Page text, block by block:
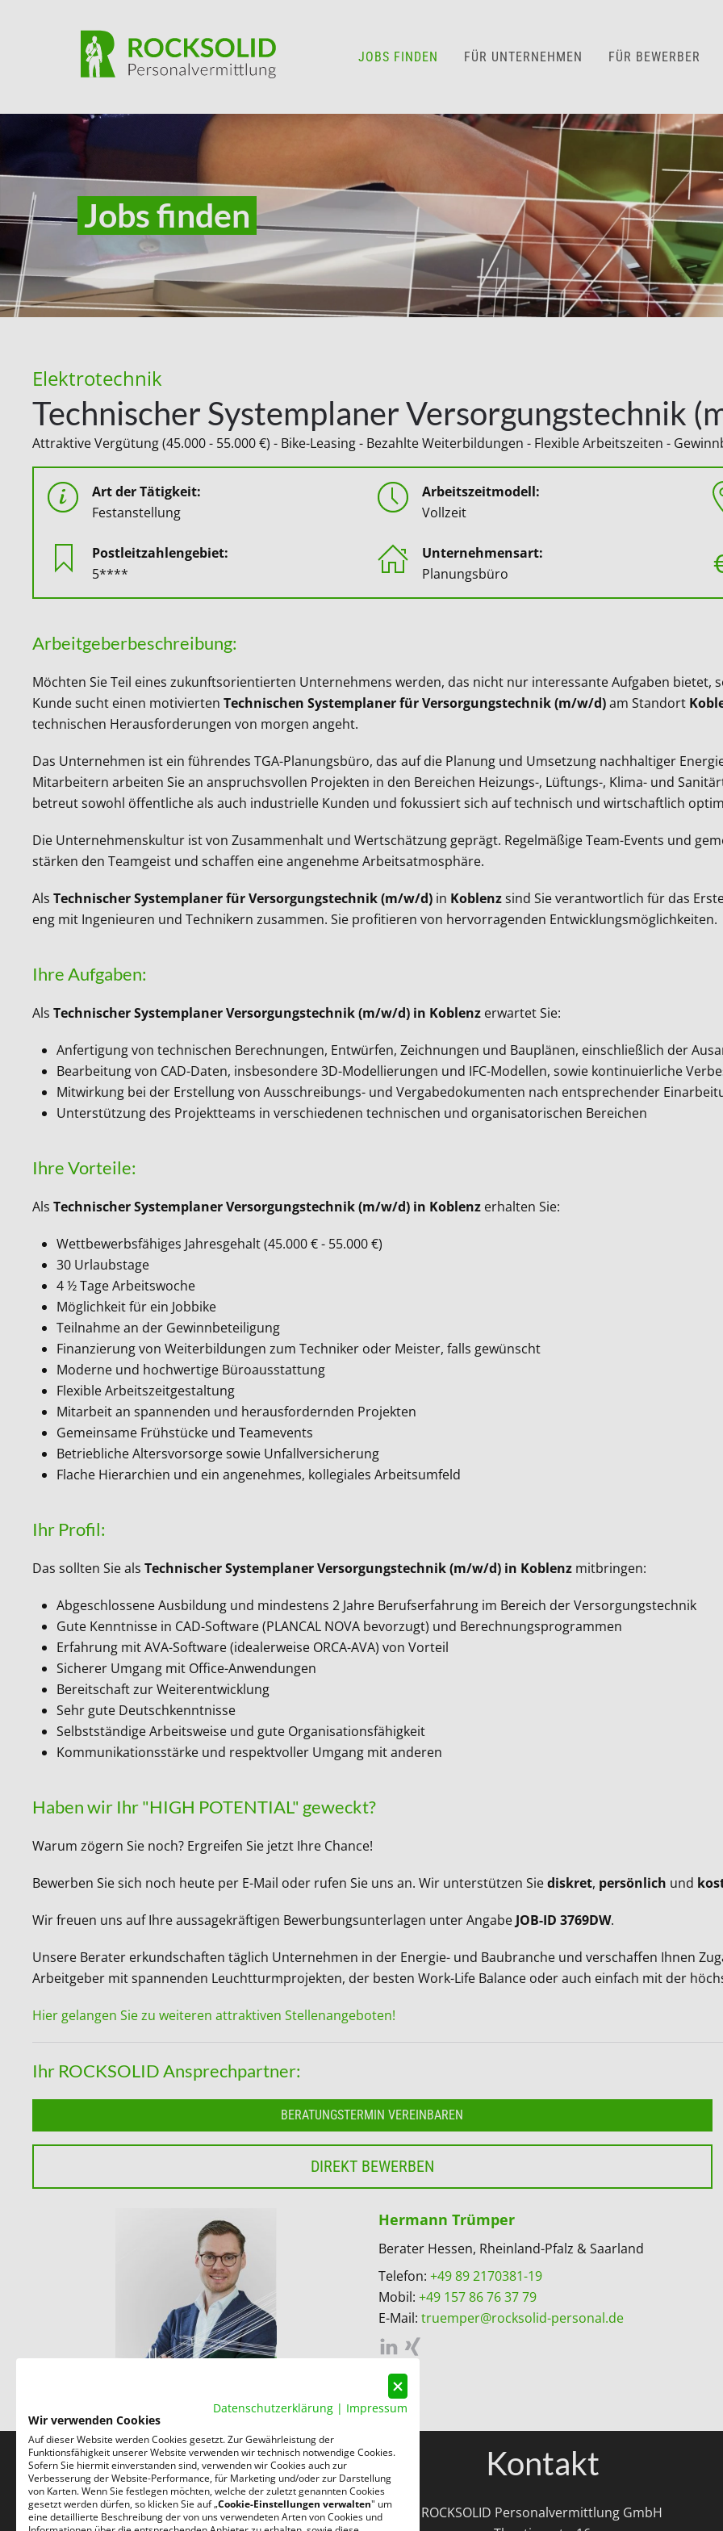
Skip to main content
JOBS FINDEN FÜR UNTERNEHMEN FÜR BEWERBER
Jobs finden
Elektrotechnik
Technischer Systemplaner Versorgungstechnik
Attraktive Vergütung (45.000 - 55.000 €) - Bike-Leasing - Bezahlte Weiterbildungen - Flexible Arbeitszeiten -
Art der Tätigkeit:
Festanstellung
Arbeitszeitmodell:
Vollzeit
Postleitzahlengebiet:
5****
Unternehmensart:
Planungsbüro
Arbeitgeberbeschreibung:
Möchten Sie Teil eines zukunftsorientierten Unternehmens werden, das nicht nur interessante Aufgaben bietet,
Kunde sucht einen motivierten Technischen Systemplaner für Versorgungstechnik (m/w/d)am Standort
technischen Herausforderungen von morgen angeht.
Das Unternehmen ist ein führendes TGA-Planungsbüro, das auf die Planung und Umsetzung nachhaltiger
Mitarbeitern arbeiten Sie an anspruchsvollen Projekten in den Bereichen Heizungs-, Lüftungs-, Klima- und
betreut sowohl öffentliche als auch industrielle Kunden und fokussiert sich auf technisch und wirtschaftlich
Die Unternehmenskultur ist von Zusammenhalt und Wertschätzung geprägt. Regelmäßige Team-Events und
stärken den Teamgeist und schaffen eine angenehme Arbeitsatmosphäre.
Als Technischer Systemplaner für Versorgungstechnik (m/w/d) in Koblenzsind Sie verantwortlich für das
eng mit Ingenieuren und Technikern zusammen. Sie profitieren von hervorragenden Entwicklungsmöglichkeiten.
Ihre Aufgaben:
Als Technischer Systemplaner Versorgungstechnik (m/w/d) in Koblenz erwartet Sie:
Anfertigung von technischen Berechnungen, Entwürfen, Zeichnungen und Bauplänen, einschließlich der
Bearbeitung von CAD-Daten, insbesondere 3D-Modellierungen und IFC-Modellen, sowie kontinuierliche
Mitwirkung bei der Erstellung von Ausschreibungs- und Vergabedokumenten nach entsprechender
Unterstützung des Projektteams in verschiedenen technischen und organisatorischen Bereichen
Ihre Vorteile:
Als Technischer Systemplaner Versorgungstechnik (m/w/d) in Koblenz erhalten Sie:
Wettbewerbsfähiges Jahresgehalt (45.000 € - 55.000 €)
30 Urlaubstage
4 ½ Tage Arbeitswoche
Möglichkeit für ein Jobbike
Teilnahme an der Gewinnbeteiligung
Finanzierung von Weiterbildungen zum Techniker oder Meister, falls gewünscht
Moderne und hochwertige Büroausstattung
Flexible Arbeitszeitgestaltung
Mitarbeit an spannenden und herausfordernden Projekten
Gemeinsame Frühstücke und Teamevents
Betriebliche Altersvorsorge sowie Unfallversicherung
Flache Hierarchien und ein angenehmes, kollegiales Arbeitsumfeld
Ihr Profil:
Das sollten Sie als Technischer Systemplaner Versorgungstechnik (m/w/d) in Koblenz mitbringen:
Abgeschlossene Ausbildung und mindestens 2 Jahre Berufserfahrung im Bereich der Versorgungstechnik
Gute Kenntnisse in CAD-Software (PLANCAL NOVA bevorzugt) und Berechnungsprogrammen
Erfahrung mit AVA-Software (idealerweise ORCA-AVA) von Vorteil
Sicherer Umgang mit Office-Anwendungen
Bereitschaft zur Weiterentwicklung
Sehr gute Deutschkenntnisse
Selbstständige Arbeitsweise und gute Organisationsfähigkeit
Kommunikationsstärke und respektvoller Umgang mit anderen
Haben wir Ihr "HIGH POTENTIAL" geweckt?
Warum zögern Sie noch? Ergreifen Sie jetzt Ihre Chance!
Bewerben Sie sich noch heute per E-Mail oder rufen Sie uns an. Wir unterstützen Siediskret, persönlich und
Wir freuen uns auf Ihre aussagekräftigen Bewerbungsunterlagen unter Angabe JOB-ID 3769DW.
Unsere Berater erkundschaften täglich Unternehmen in der Energie- und Baubranche und verschaffen Ihnen
Arbeitgeber mit spannenden Leuchtturmprojekten, der besten Work-Life Balance oder auch einfach mit der
Hier gelangen Sie zu weiteren attraktiven Stellenangeboten!
Ihr ROCKSOLID Ansprechpartner:
BERATUNGSTERMIN VEREINBAREN
DIREKT BEWERBEN
Hermann Trümper
Berater Hessen, Rheinland-Pfalz & Saarland
Telefon:+49 89 2170381-19
Mobil:+49 157 86 76 37 79
E-Mail:truemper@rocksolid-personal.de
Kontakt
Nehmen Sie mit uns Kontakt auf! Wir sind für Sie und
ROCKSOLID Personalvermittlung GmbH
Datenschutzerklärung | Impressum
Wir verwenden Cookies
Auf dieser Website werden Cookies gesetzt. Zur Gewährleistung der
Funktionsfähigkeit unserer Website verwenden wir technisch notwendige Cookies.
Sofern Sie hiermit einverstanden sind, verwenden wir Cookies auch zur
Verbesserung der Website-Performance, für Marketing und/oder zur Darstellung
von Karten. Wenn Sie festlegen möchten, welche der zuletzt genannten Cookies
gesetzt werden dürfen, so klicken Sie auf „Cookie-Einstellungen verwalten" um
eine detaillierte Beschreibung der von uns verwendeten Arten von Cookies und